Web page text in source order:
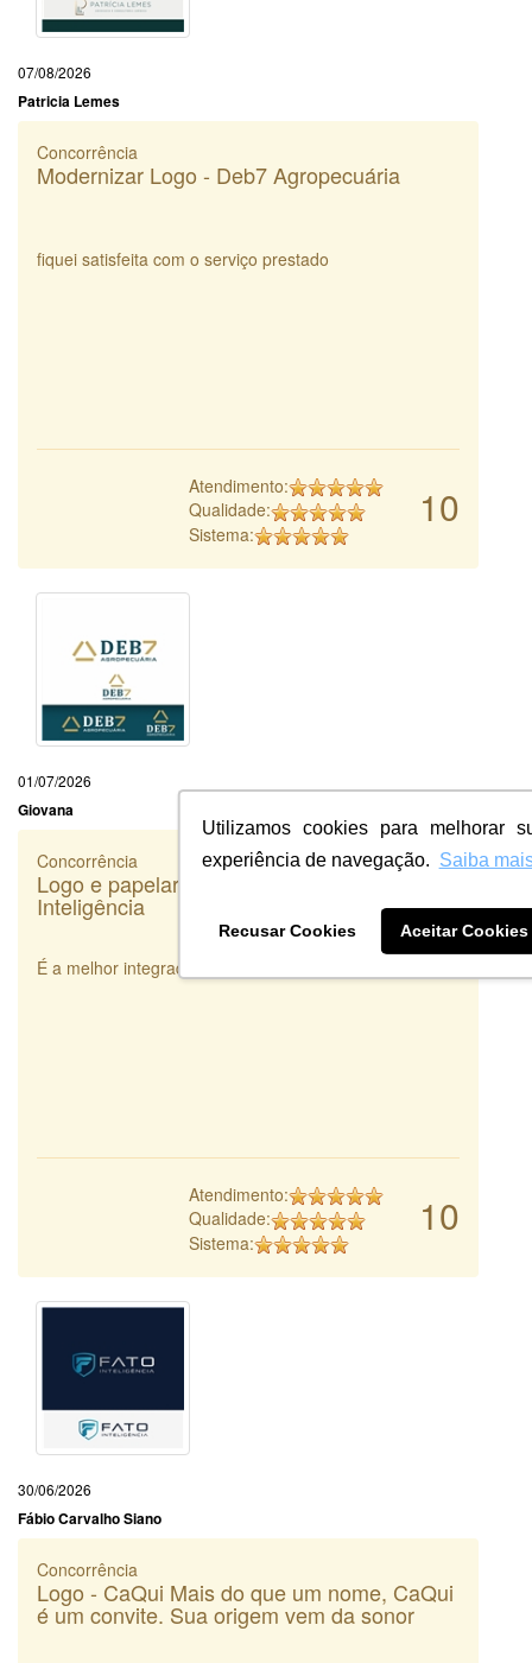
Utilizamos cookies para melhorar
experiência de navegação. Saiba
Recusar Cookies Aceitar Cookies
07/08/2026
Patricia Lemes
Concorrência
Modernizar Logo - Deb7 Agropecuária
fiquei satisfeita com o serviço prestado
10
Atendimento:
Qualidade:
Sistema:
01/07/2026
Giovana
Concorrência
Logo e papelaria (6 itens) - TOP - Fato
Inteligência
É a melhor integradora de Designers que existe!
10
Atendimento:
Qualidade:
Sistema:
30/06/2026
Fábio Carvalho Siano
Concorrência
Logo - CaQui Mais do que um nome, CaQui
é um convite. Sua origem vem da sonor